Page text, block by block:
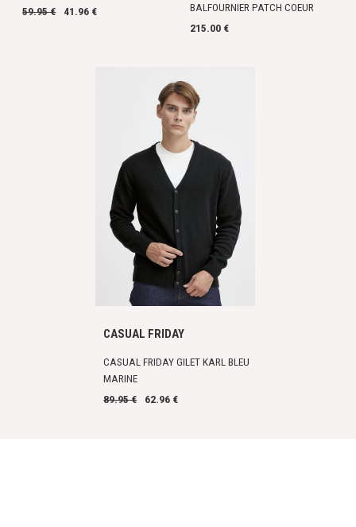
59.95 €
41.96 €
BALFOURNIER PATCH COEUR
215.00 €
CASUAL FRIDAY
CASUAL FRIDAY GILET KARL BLEU
MARINE
89.95 €
62.96 €